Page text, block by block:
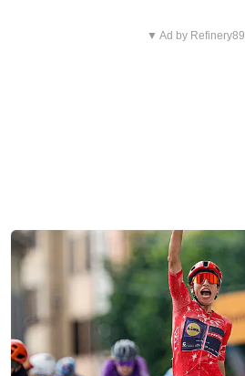
▼ Ad by Refinery89